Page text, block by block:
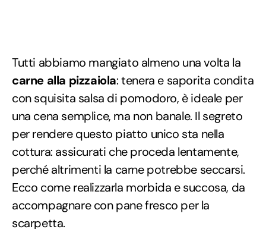
Tutti abbiamo mangiato almeno una volta la
carne alla pizzaiola: tenera e saporita condita
con squisita salsa di pomodoro, è ideale per
una cena semplice, ma non banale. Il segreto
per rendere questo piatto unico sta nella
cottura: assicurati che proceda lentamente,
perché altrimenti la carne potrebbe seccarsi.
Ecco come realizzarla morbida e succosa, da
accompagnare con pane fresco per la
scarpetta.